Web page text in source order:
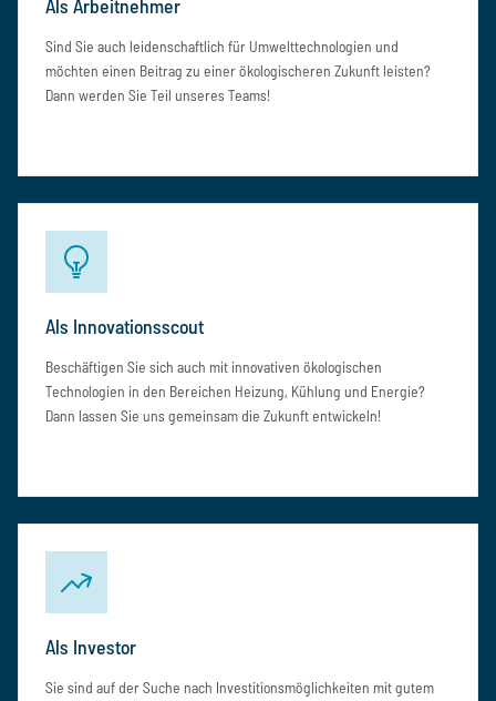
Als Arbeitnehmer
Sind Sie auch leidenschaftlich für Umwelttechnologien und
möchten einen Beitrag zu einer ökologischeren Zukunft leisten?
Dann werden Sie Teil unseres Teams!
Als Innovationsscout
Beschäftigen Sie sich auch mit innovativen ökologischen
Technologien in den Bereichen Heizung, Kühlung und Energie?
Dann lassen Sie uns gemeinsam die Zukunft entwickeln!
Als Investor
Sie sind auf der Suche nach Investitionsmöglichkeiten mit gutem